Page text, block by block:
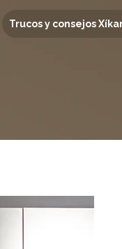
Trucos y consejos